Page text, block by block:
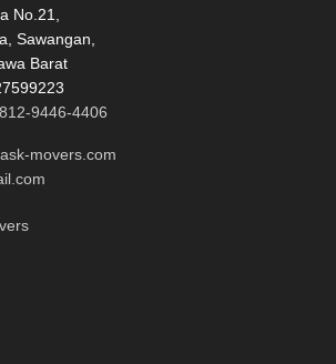
No.21,
Sawangan,
Barat
9446-4406
movers.com